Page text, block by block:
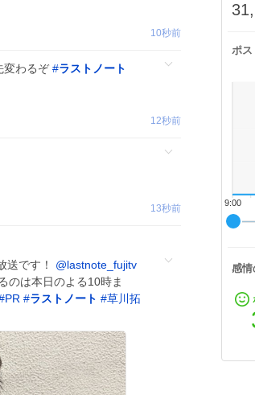
10秒前
変わるぞ #ラストノート
12秒前
13秒前
送です！ @lastnote_fujitv
のは本日のよる10時ま
PR #ラストノート #草川拓
ポス
9:00
感情